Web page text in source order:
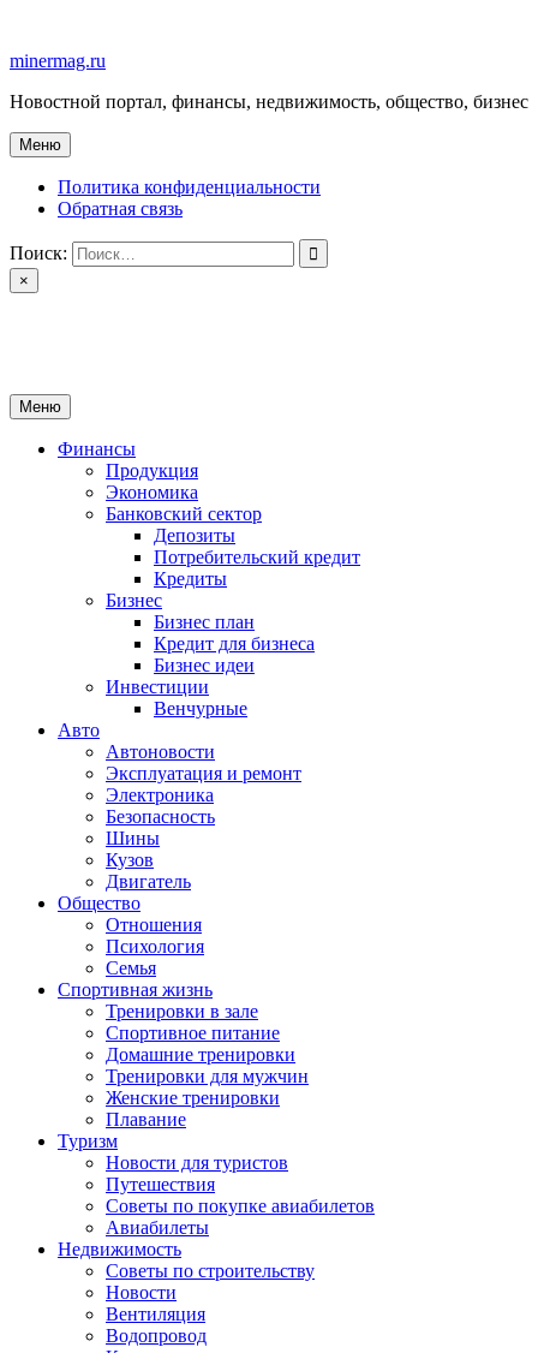
содержимому
minermag.ru
Новостной портал, финансы, недвижимость, общество, бизнес
Меню
Политика конфиденциальности
Обратная связь
Поиск:
×
Меню
Финансы
Продукция
Экономика
Банковский сектор
Депозиты
Потребительский кредит
Кредиты
Бизнес
Бизнес план
Кредит для бизнеса
Бизнес идеи
Инвестиции
Венчурные
Авто
Автоновости
Эксплуатация и ремонт
Электроника
Безопасность
Шины
Кузов
Двигатель
Общество
Отношения
Психология
Семья
Спортивная жизнь
Тренировки в зале
Спортивное питание
Домашние тренировки
Тренировки для мужчин
Женские тренировки
Плавание
Туризм
Новости для туристов
Путешествия
Советы по покупке авиабилетов
Авиабилеты
Недвижимость
Советы по строительству
Новости
Вентиляция
Водопровод